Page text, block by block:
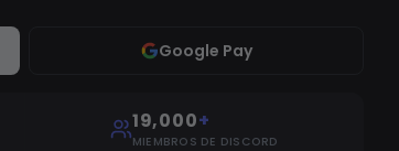
Google Pay
19,000+
MIEMBROS DE DISCORD